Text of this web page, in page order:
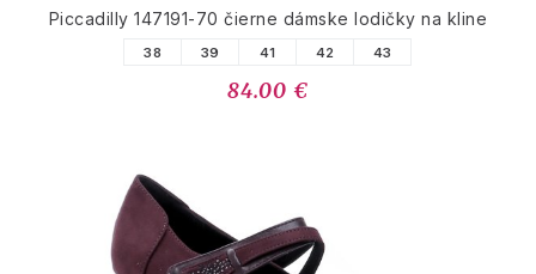
Piccadilly 147191-70 čierne dámske lodičky na kline
38 39 41 42 43
84.00 €